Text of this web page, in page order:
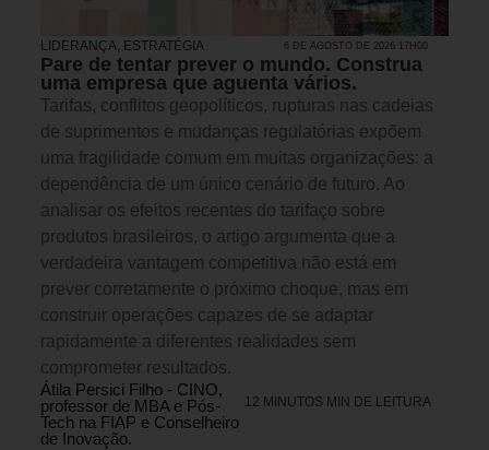
LIDERANÇA, ESTRATÉGIA 6 DE AGOSTO DE 2026 17H00
Pare de tentar prever o mundo. Construa
uma empresa que aguenta vários.
Tarifas, conflitos geopolíticos, rupturas nas cadeias
de suprimentos e mudanças regulatórias expõem
uma fragilidade comum em muitas organizações: a
dependência de um único cenário de futuro. Ao
analisar os efeitos recentes do tarifaço sobre
produtos brasileiros, o artigo argumenta que a
verdadeira vantagem competitiva não está em
prever corretamente o próximo choque, mas em
construir operações capazes de se adaptar
rapidamente a diferentes realidades sem
comprometer resultados.
Átila Persici Filho - CINO,
professor de MBA e Pós-
Tech na FIAP e Conselheiro
de Inovação.
12 MINUTOS MIN DE LEITURA